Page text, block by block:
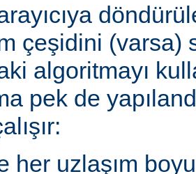
çeşidini (varsa)
algoritmayı
pek de
her uzlaşım